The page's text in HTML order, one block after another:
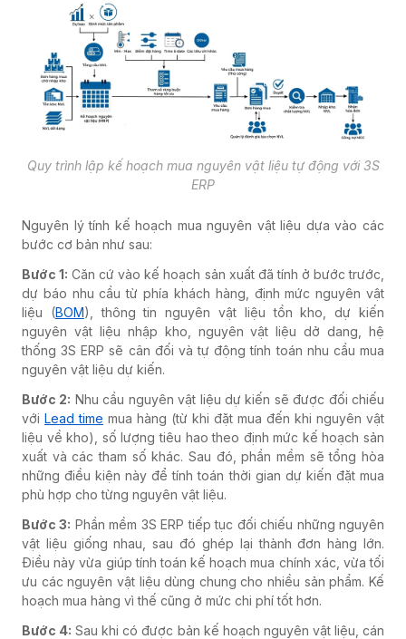
Quy trình lập kế hoạch mua nguyên vật liệu tự động với 3S
ERP
Nguyên lý tính kế hoạch mua nguyên vật liệu dựa vào các
bước cơ bản như sau:
Bước 1: Căn cứ vào kế hoạch sản xuất đã tính ở bước trước,
dự báo nhu cầu từ phía khách hàng, định mức nguyên vật
liệu (BOM), thông tin nguyên vật liệu tồn kho, dự kiến
nguyên vật liệu nhập kho, nguyên vật liệu dở dang, hệ
thống 3S ERP sẽ cân đối và tự động tính toán nhu cầu mua
nguyên vật liệu dự kiến.
Bước 2: Nhu cầu nguyên vật liệu dự kiến sẽ được đối chiếu
với Lead time mua hàng (từ khi đặt mua đến khi nguyên vật
liệu về kho), số lượng tiêu hao theo định mức kế hoạch sản
xuất và các tham số khác. Sau đó, phần mềm sẽ tổng hòa
những điều kiện này để tính toán thời gian dự kiến đặt mua
phù hợp cho từng nguyên vật liệu.
Bước 3: Phần mềm 3S ERP tiếp tục đối chiếu những nguyên
vật liệu giống nhau, sau đó ghép lại thành đơn hàng lớn.
Điều này vừa giúp tính toán kế hoạch mua chính xác, vừa tối
ưu các nguyên vật liệu dùng chung cho nhiều sản phẩm. Kế
hoạch mua hàng vì thế cũng ở mức chi phí tốt hơn.
Bước 4: Sau khi có được bản kế hoạch nguyên vật liệu, cán